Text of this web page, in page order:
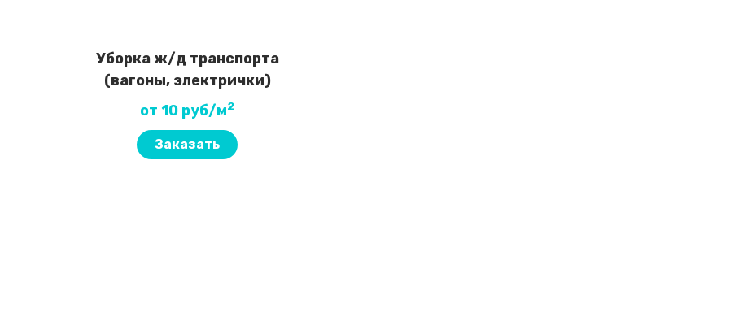
Уборка ж/д транспорта
(вагоны, электрички)
от 10 руб/м2
Заказать